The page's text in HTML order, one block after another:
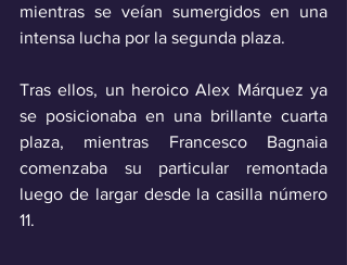
mientras se veían sumergidos en una
intensa lucha por la segunda plaza.
Tras ellos, un heroico Alex Márquez ya
se posicionaba en una brillante cuarta
plaza, mientras Francesco Bagnaia
comenzaba su particular remontada
luego de largar desde la casilla número
11.